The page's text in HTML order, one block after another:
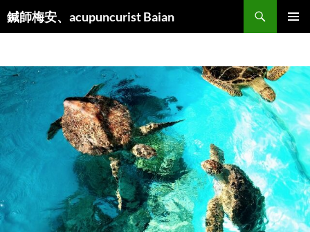
鍼師梅安、acupuncurist Baian
索
ン
ツ
へ
ス
ッ
プ